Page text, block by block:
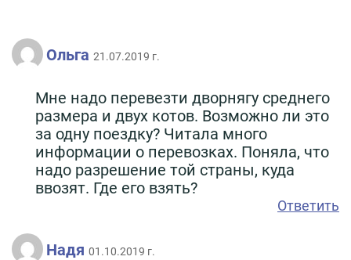
Ольга 21.07.2019 г.
Мне надо перевезти дворнягу среднего
размера и двух котов. Возможно ли это
за одну поездку? Читала много
информации о перевозках. Поняла, что
надо разрешение той страны, куда
ввозят. Где его взять?
Ответить
Надя 01.10.2019 г.